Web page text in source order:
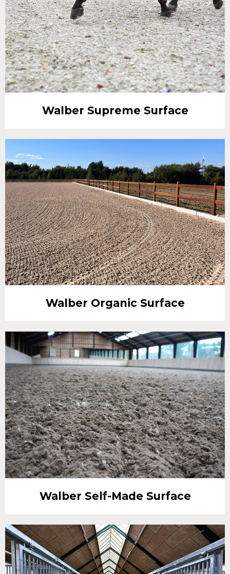
Walber Supreme Surface
Walber Organic Surface
Walber Self-Made Surface